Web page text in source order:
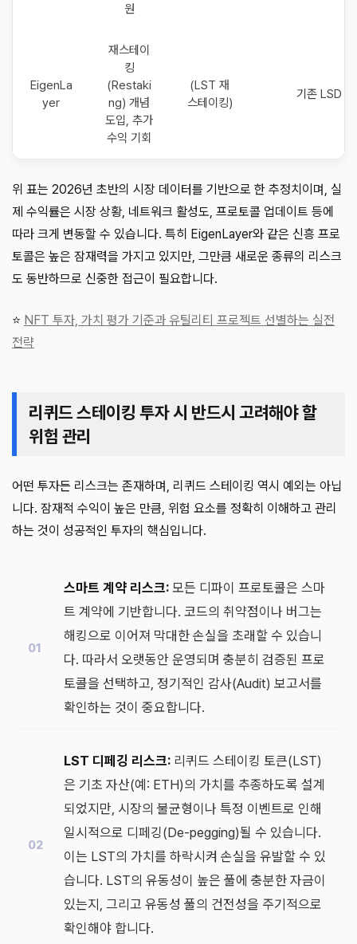
원
EigenLa
yer
재스테이
킹
(Restaki
ng) 개념
도입, 추가
수익 기회
(LST 재
스테이킹)
기존 LSD +
위 표는 2026년 초반의 시장 데이터를 기반으로 한 추정치이며, 실
제 수익률은 시장 상황, 네트워크 활성도, 프로토콜 업데이트 등에
따라 크게 변동할 수 있습니다. 특히 EigenLayer와 같은 신흥 프로
토콜은 높은 잠재력을 가지고 있지만, 그만큼 새로운 종류의 리스크
도 동반하므로 신중한 접근이 필요합니다.
⭐ NFT 투자, 가치 평가 기준과 유틸리티 프로젝트 선별하는 실전
전략
리퀴드 스테이킹 투자 시 반드시 고려해야 할
위험 관리
어떤 투자든 리스크는 존재하며, 리퀴드 스테이킹 역시 예외는 아닙
니다. 잠재적 수익이 높은 만큼, 위험 요소를 정확히 이해하고 관리
하는 것이 성공적인 투자의 핵심입니다.
스마트 계약 리스크: 모든 디파이 프로토콜은 스마
트 계약에 기반합니다. 코드의 취약점이나 버그는
해킹으로 이어져 막대한 손실을 초래할 수 있습니
다. 따라서 오랫동안 운영되며 충분히 검증된 프로
토콜을 선택하고, 정기적인 감사(Audit) 보고서를
확인하는 것이 중요합니다.
LST 디페깅 리스크: 리퀴드 스테이킹 토큰(LST)
은 기초 자산(예: ETH)의 가치를 추종하도록 설계
되었지만, 시장의 불균형이나 특정 이벤트로 인해
일시적으로 디페깅(De-pegging)될 수 있습니다.
이는 LST의 가치를 하락시켜 손실을 유발할 수 있
습니다. LST의 유동성이 높은 풀에 충분한 자금이
있는지, 그리고 유동성 풀의 건전성을 주기적으로
확인해야 합니다.